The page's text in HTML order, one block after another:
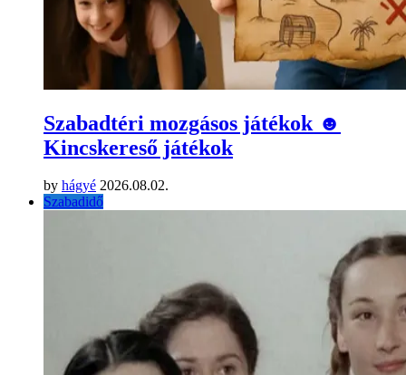
Szabadtéri mozgásos játékok ☻
Kincskereső játékok
by hágyé 2026.08.02.
Szabadidő